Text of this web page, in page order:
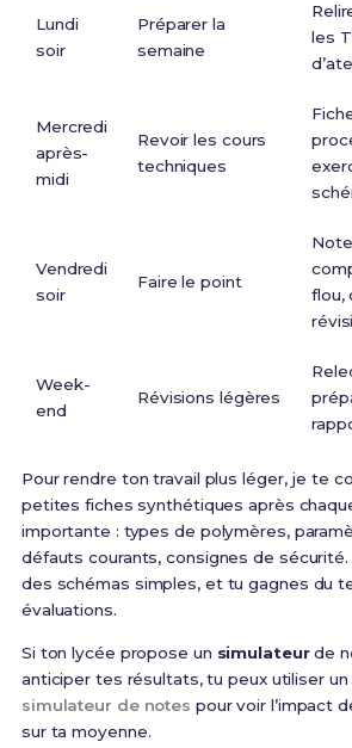
Lundi
soir
Préparer la
semaine
les
Mercredi
après-
midi
Revoir les cours
techniques
Vendredi
soir
Faire le point
flou,
Week-
end
Révisions légères
Pour rendre ton travail plus léger, je te
petites fiches synthétiques après
importante : types de polymères,
défauts courants, consignes de sécurité.
des schémas simples, et tu gagnes du
évaluations.
Si ton lycée propose un simulateurde
anticiper tes résultats, tu peux utiliser
simulateur de notes pour voir l’impact
sur ta moyenne.